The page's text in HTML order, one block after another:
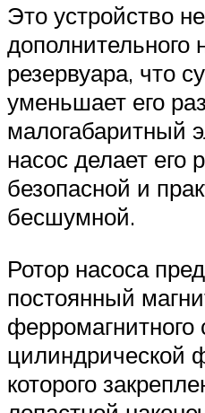
Это устройство
дополнительного
резервуара, что
уменьшает его
малогабаритный
насос делает его
безопасной и
бесшумной.
Ротор насоса
постоянный
ферромагнитного
цилиндрической
которого